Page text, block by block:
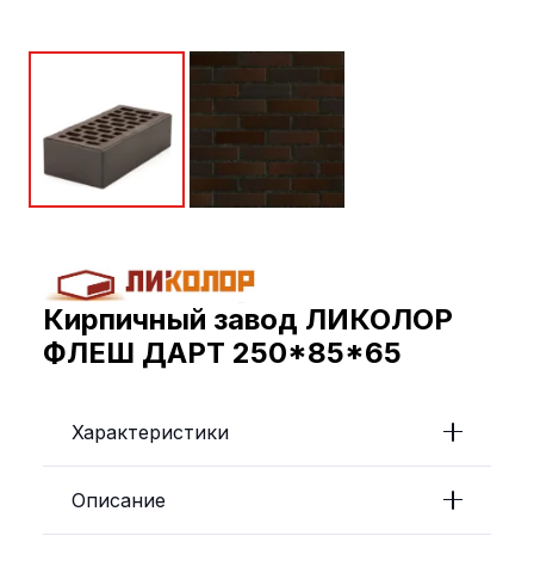
Кирпичный завод ЛИКОЛОР
ФЛЕШ ДАРТ 250*85*65
Характеристики
Описание